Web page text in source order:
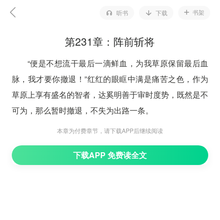
听书 下载 书架
第231章：阵前斩将
“便是不想流干最后一滴鲜血，为我草原保留最后血
脉，我才要你撤退！”红红的眼眶中满是痛苦之色，作为
草原上享有盛名的智者，达奚明善于审时度势，既然是不
可为，那么暂时撤退，不失为出路一条。
“蠢货！蠢货！”一脚蹬在达奚明胸口，将之踹出十余
恨：“我早叫你撤退，你干什么去了？啊
本章为付费章节，请下载APP后继续阅读
下载APP 免费读全文